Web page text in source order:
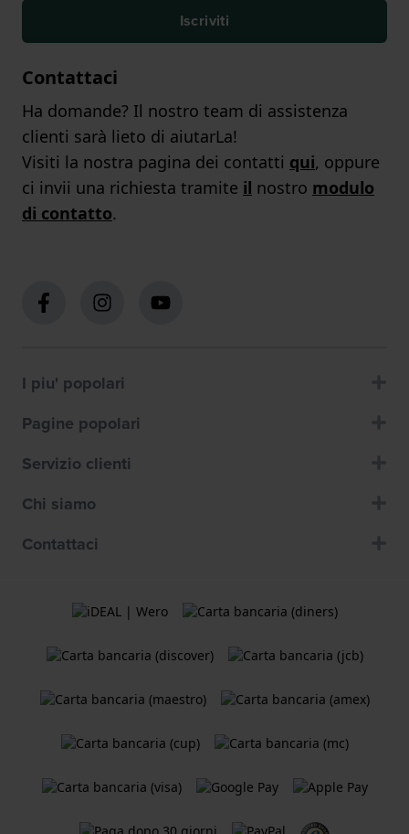
Iscriviti
Contattaci
Ha domande? Il nostro team di assistenza
clienti sarà lieto di aiutarLa!
Visiti la nostra pagina dei contatti qui, oppure
ci invii una richiesta tramite il nostro modulo
di contatto.
I piu' popolari
Pagine popolari
Servizio clienti
Chi siamo
Contattaci